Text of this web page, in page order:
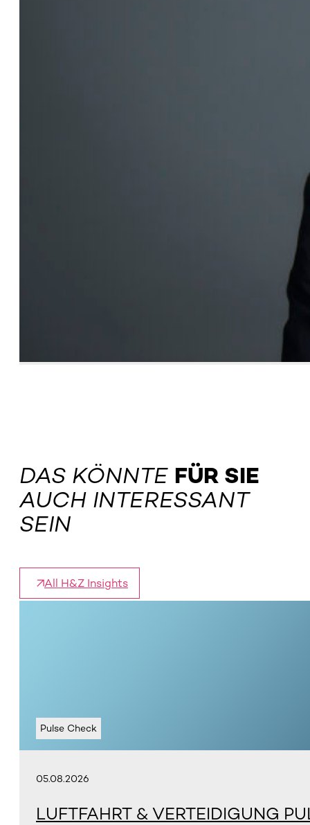
DAS KÖNNTE FÜR SIE
AUCH INTERESSANT
SEIN
All H&Z Insights
Pulse Check
05.08.2026
LUFTFAHRT & VERTEIDIGUNG